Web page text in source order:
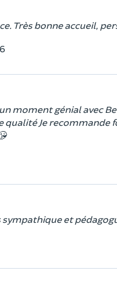
Très bonne accueil,
moment génial avec
qualité Je recommande
sympathique et